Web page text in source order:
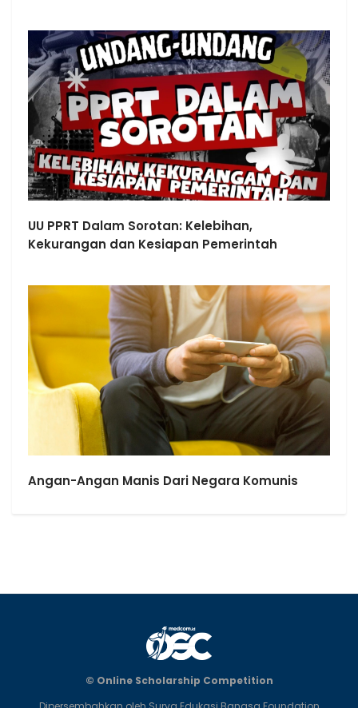
UU PPRT Dalam Sorotan: Kelebihan,
Kekurangan dan Kesiapan Pemerintah
Angan-Angan Manis Dari Negara Komunis
© Online Scholarship Competition